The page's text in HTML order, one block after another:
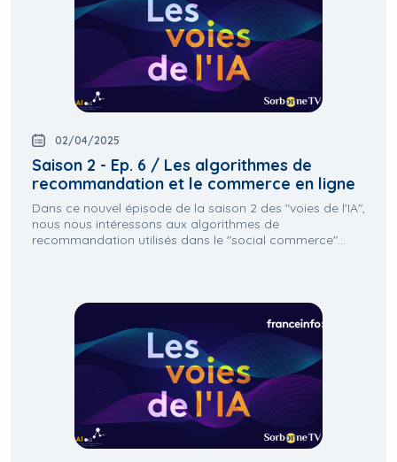
02/04/2025
Saison 2 - Ep. 6 / Les algorithmes de
recommandation et le commerce en ligne
Dans ce nouvel épisode de la saison 2 des "voies de l'IA",
nous nous intéressons aux algorithmes de
recommandation utilisés dans le "social commerce"...